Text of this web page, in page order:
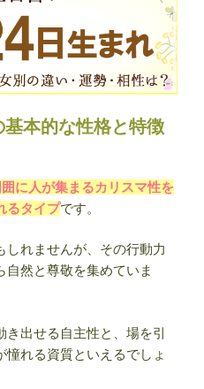
本的な性格と特徴
に人が集まるカリスマ性を
るタイプです。
しれませんが、その行動力
然と尊敬を集めていま
出せる自主性と、場を引
憧れる資質といえるでしょ